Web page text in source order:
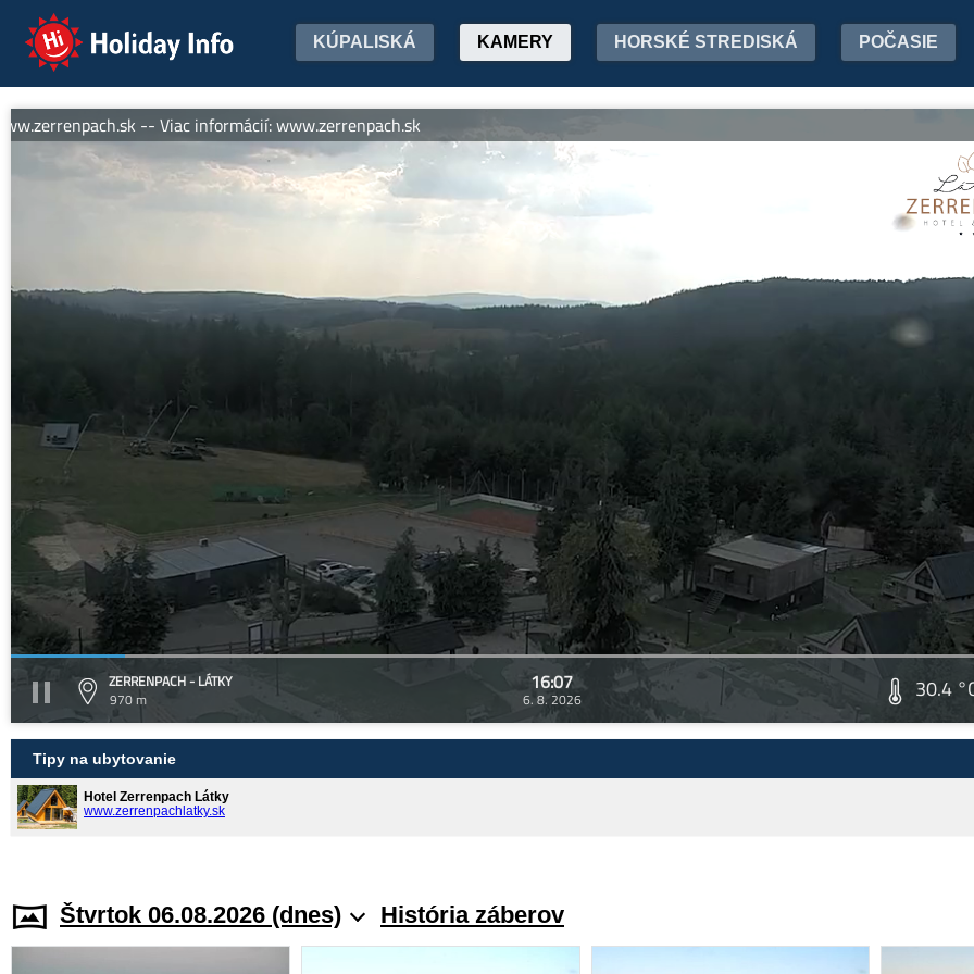
Holiday Info KÚPALISKÁ KAMERY HORSKÉ STREDISKÁ POČASIE
-- Viac informácií: www.zerrenpach.sk
ZERRENPACH - LÁTKY
970 m
16:07
6. 8. 2026 30.4
Tipy na ubytovanie
Hotel Zerrenpach Látky
www.zerrenpachlatky.sk
Štvrtok 06.08.2026 (dnes) História záberov